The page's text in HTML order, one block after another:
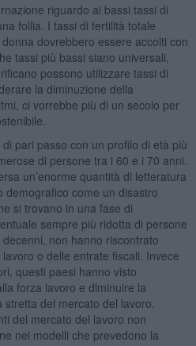
riguardo ai bassi tassi di
follia. I tassi di fertilità totale
dovrebbero essere accolti con
tassi più bassi siano universali,
possono utilizzare tassi di
la diminuzione della
ci vorrebbe più di un secolo per
pari passo con un profilo di età più
di persone tra i 60 e i 70 anni.
un’enorme quantità di letteratura
demografico come un disastro
si trovano in una fase di
sempre più ridotta di persone
non hanno riscontrato
o delle entrate fiscali. Invece
questi paesi hanno visto
forza lavoro e diminuire la
del mercato del lavoro.
del mercato del lavoro non
nei modelli che prevedono la